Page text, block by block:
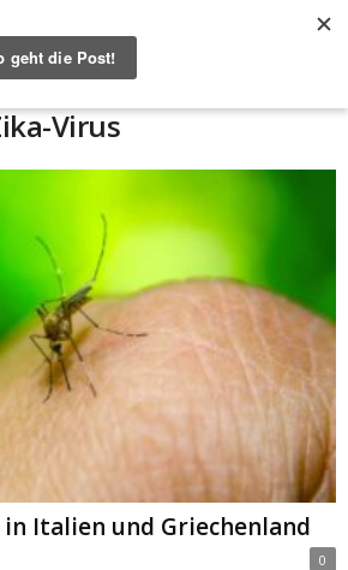
Virus
Italien und Griechenland
0